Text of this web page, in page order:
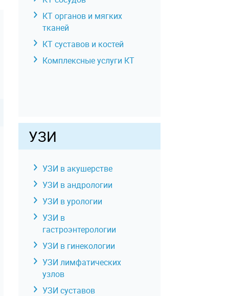
КТ органов и мягких
тканей
КТ суставов и костей
Комплексные услуги КТ
УЗИ
УЗИ в акушерстве
УЗИ в андрологии
УЗИ в урологии
УЗИ в
гастроэнтерологии
УЗИ в гинекологии
УЗИ лимфатических
узлов
УЗИ суставов